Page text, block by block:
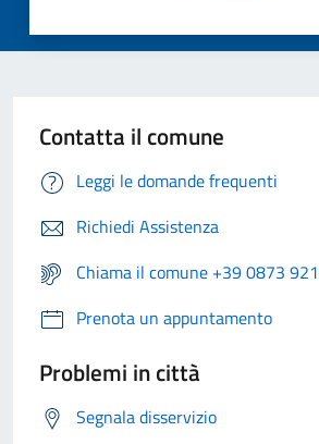
Contatta il comune
Leggi le domande frequenti
Richiedi Assistenza
Chiama il comune +39 0873
Prenota un appuntamento
Problemi in città
Segnala disservizio